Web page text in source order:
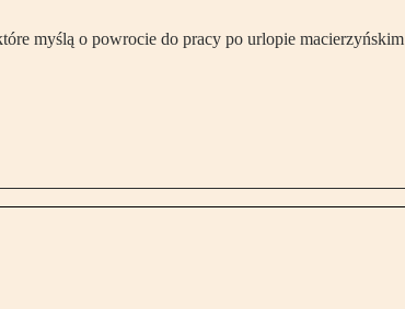
myślą o powrocie do pracy po urlopie macierzyńskim